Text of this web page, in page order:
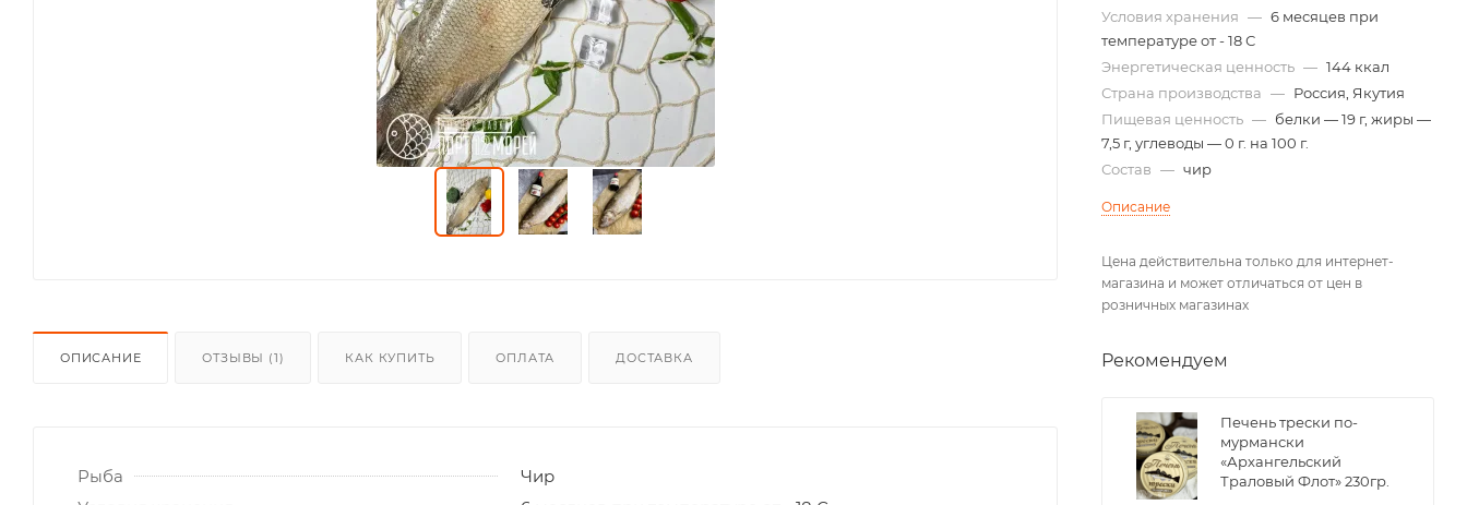
ОПИСАНИЕ ОТЗЫВЫ (1) КАК КУПИТЬ ОПЛАТА ДОСТАВКА
Рыба
Чир
Условия хранения — 6 месяцев при
температуре от - 18 С
Энергетическая ценность — 144 ккал
Страна производства — Россия, Якутия
Пищевая ценность — белки — 19 г, жиры —
7,5 г, углеводы — 0 г. на 100 г.
Состав — чир
Описание
Цена действительна только для интернет-
магазина и может отличаться от цен в
розничных магазинах
Рекомендуем
Печень трески по-
мурмански
«Архангельский
Траловый Флот» 230гр.